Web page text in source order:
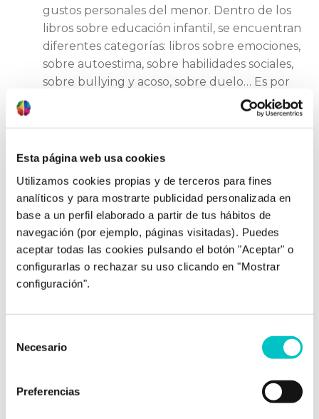
Esta página web usa cookies
Utilizamos cookies propias y de terceros para fines
analíticos y para mostrarte publicidad personalizada en
base a un perfil elaborado a partir de tus hábitos de
navegación (por ejemplo, páginas visitadas). Puedes
aceptar todas las cookies pulsando el botón "Aceptar" o
configurarlas o rechazar su uso clicando en "Mostrar
configuración".
Necesario
Preferencias
gustos personales del menor. Dentro de los
libros sobre educación infantil, se encuentran
diferentes categorías: libros sobre emociones,
sobre autoestima, sobre habilidades sociales,
sobre bullying y acoso, sobre duelo… Es por
ello que debemos plantearnos, en el
momento de elegir, qué nos interesa que
ofrecen una moraleja pueden dejar una gran
Sea cual sea el título de elección, no debemos
olvidar lo importante que puede llegar a ser
compartir tiempo de lectura en familia, ya que los
padres somos modelos directos y como tal,
tenemos una importante función en el fomento
de la lectura y en la consolidación de un hábito
historias sin movernos de casa a la vez que
comprensión, el vocabulario, la velocidad lectora o
Pilar Aguilera